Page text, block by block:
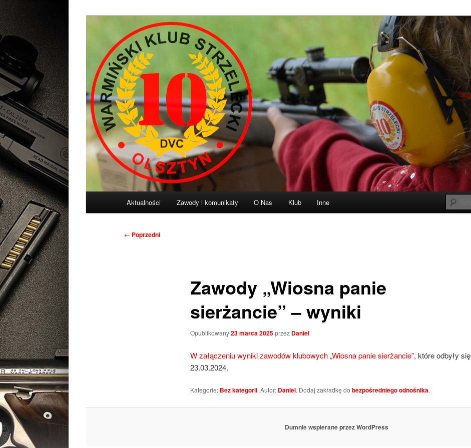
Przeskocz
do
tekstu
Warmiński Klub Strzelecki „10” Olsztyn
Diligentia Vis Celeritas
Aktualności Zawody i komunikaty O Nas Klub Inne
Nawigacja
← Poprzedni
Zawody „Wiosna panie
sierżancie” – wyniki
Opublikowany23 marca 2025przez Daniel
W załączeniu wyniki zawodów klubowych „Wiosna panie sierżancie”, które odbyły się
23.03.2024.
Kategorie: Bez kategorii. Autor: Daniel. Dodaj zakładkę do bezpośredniego odnośnika.
Dumnie wspierane przez WordPress